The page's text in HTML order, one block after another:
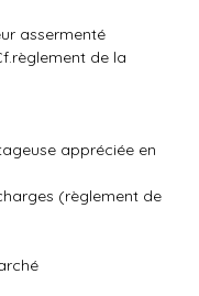
assermenté
de la
appréciée en
(règlement de